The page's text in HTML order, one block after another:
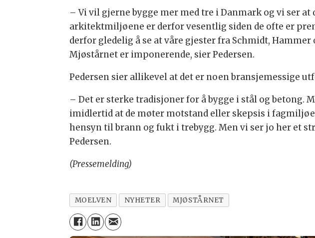
– Vi vil gjerne bygge mer med tre i Danmark og vi ser
arkitektmiljøene er derfor vesentlig siden de ofte er
derfor gledelig å se at våre gjester fra Schmidt, Hammer
Mjøstårnet er imponerende, sier Pedersen.
Pedersen sier allikevel at det er noen bransjemessige
– Det er sterke tradisjoner for å bygge i stål og betong.
imidlertid at de møter motstand eller skepsis i
hensyn til brann og fukt i trebygg. Men vi ser jo her et
Pedersen.
(Pressemelding)
MOELVEN NYHETER MJØSTÅRNET